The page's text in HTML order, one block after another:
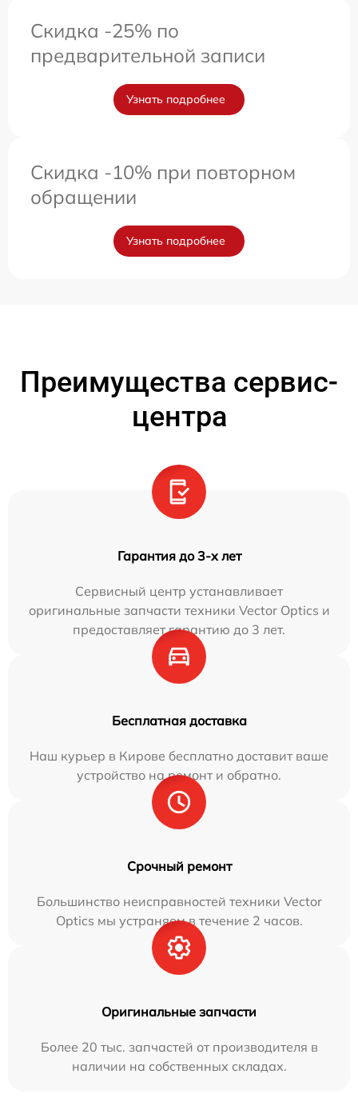
Скидка -25% по
предварительной записи
Узнать подробнее
Скидка -10% при повторном
обращении
Узнать подробнее
Преимущества сервис-
центра
Гарантия до 3-х лет
Сервисный центр устанавливает
оригинальные запчасти техники Vector Optics и
предоставляет гарантию до 3 лет.
Бесплатная доставка
Наш курьер в Кирове бесплатно доставит ваше
устройство на ремонт и обратно.
Срочный ремонт
Большинство неисправностей техники Vector
Optics мы устраняем в течение 2 часов.
Оригинальные запчасти
Более 20 тыс. запчастей от производителя в
наличии на собственных складах.